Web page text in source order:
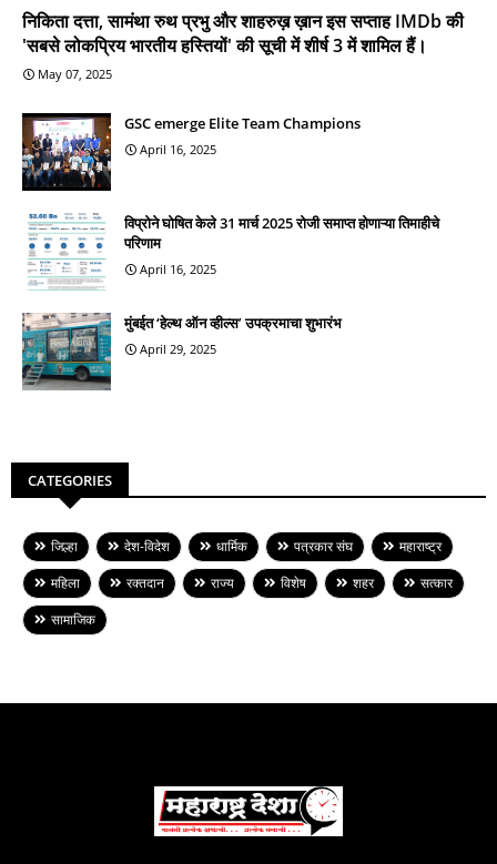
निकिता दत्ता, सामंथा रुथ प्रभु और शाहरुख़ ख़ान इस सप्ताह IMDb की
'सबसे लोकप्रिय भारतीय हस्तियों' की सूची में शीर्ष 3 में शामिल हैं।
May 07, 2025
GSC emerge Elite Team Champions
April 16, 2025
विप्रोने घोषित केले 31 मार्च 2025 रोजी समाप्त होणाऱ्या तिमाहीचे
परिणाम
April 16, 2025
मुंबईत ‘हेल्थ ऑन व्हील्स’ उपक्रमाचा शुभारंभ
April 29, 2025
CATEGORIES
जिल्हा देश-विदेश धार्मिक पत्रकार संघ
महाराष्ट्र
महिला
रक्तदान राज्य विशेष शहर
सत्कार
सामाजिक